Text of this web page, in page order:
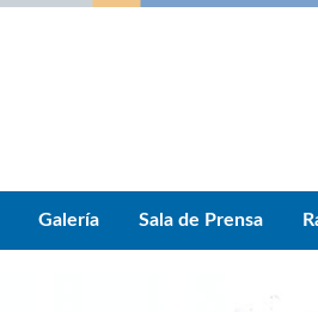
Galería Sala de Prensa